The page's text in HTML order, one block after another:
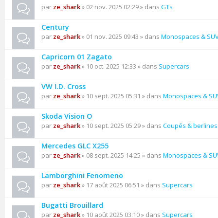
par ze_shark» 02 nov. 2025 02:29 » dans GTs
Century
par ze_shark» 01 nov. 2025 09:43 » dans Monospaces &
Capricorn 01 Zagato
par ze_shark» 10 oct. 2025 12:33 » dans Supercars
VW I.D. Cross
par ze_shark» 10 sept. 2025 05:31 » dans Monospaces &
Skoda Vision O
par ze_shark» 10 sept. 2025 05:29 » dans Coupés & berlines
Mercedes GLC X255
par ze_shark» 08 sept. 2025 14:25 » dans Monospaces &
Lamborghini Fenomeno
par ze_shark» 17 août 2025 06:51 » dans Supercars
Bugatti Brouillard
par ze_shark» 10 août 2025 03:10 » dans Supercars